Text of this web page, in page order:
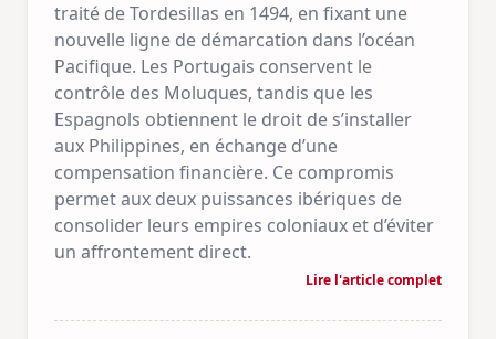
traité de Tordesillas en 1494, en fixant une
nouvelle ligne de démarcation dans l’océan
Pacifique. Les Portugais conservent le
contrôle des Moluques, tandis que les
Espagnols obtiennent le droit de s’installer
aux Philippines, en échange d’une
compensation financière. Ce compromis
permet aux deux puissances ibériques de
consolider leurs empires coloniaux et d’éviter
un affrontement direct.
Lire l'article complet